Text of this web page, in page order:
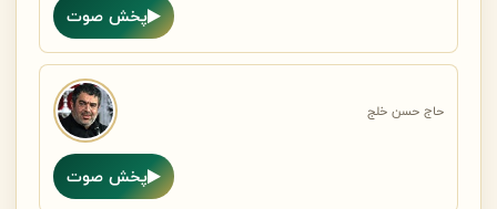
پخش صوت
حاج حسن خلج
پخش صوت